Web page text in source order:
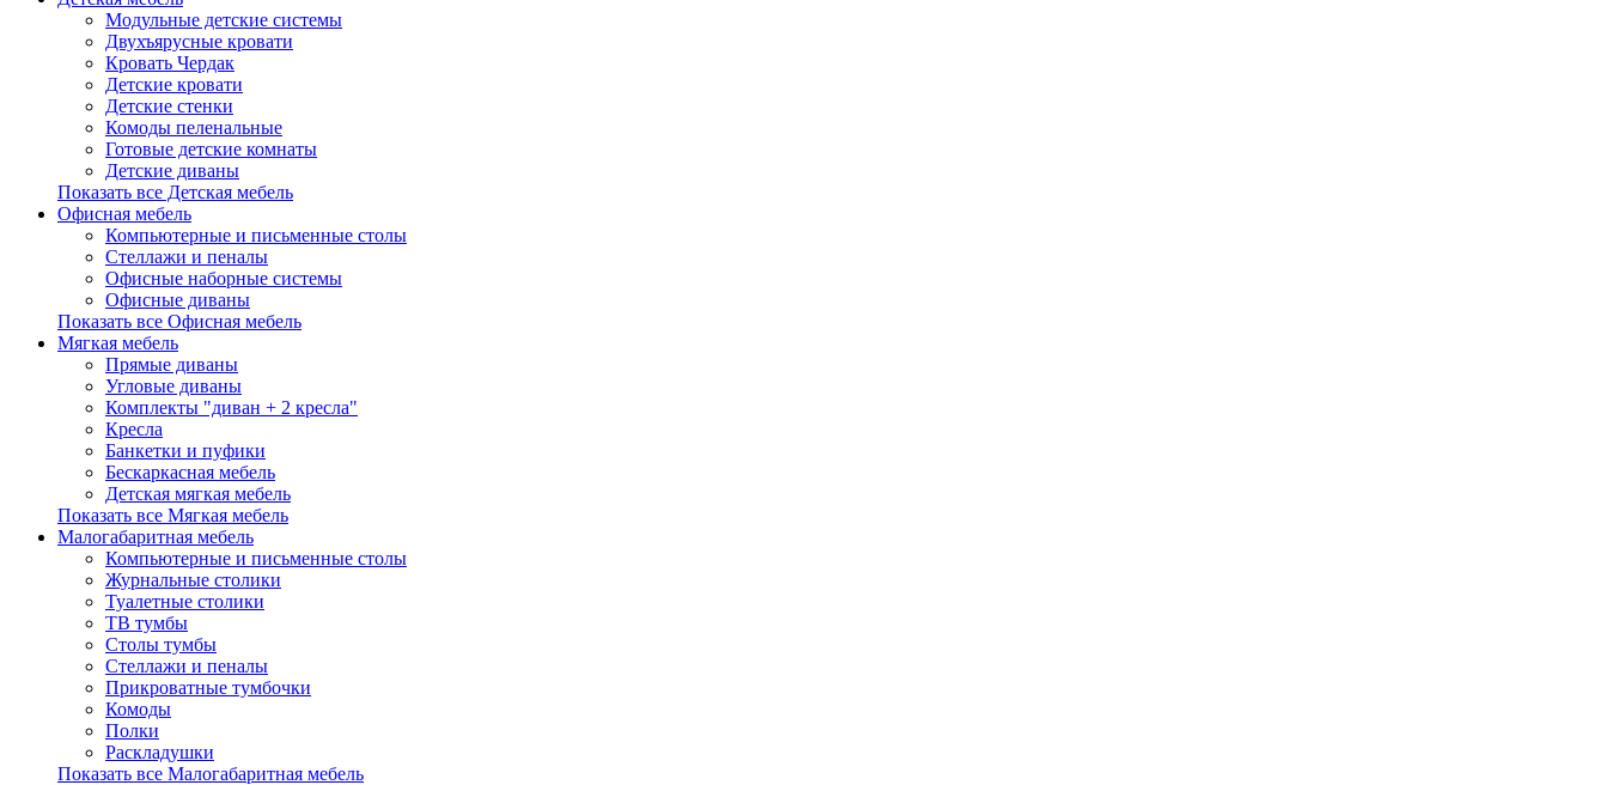
Модульные детские системы
Двухъярусные кровати
Кровать Чердак
Детские кровати
Детские стенки
Комоды пеленальные
Готовые детские комнаты
Детские диваны
Показать все Детская мебель
Офисная мебель
Компьютерные и письменные столы
Стеллажи и пеналы
Офисные наборные системы
Офисные диваны
Показать все Офисная мебель
Мягкая мебель
Прямые диваны
Угловые диваны
Комплекты "диван + 2 кресла"
Кресла
Банкетки и пуфики
Бескаркасная мебель
Детская мягкая мебель
Показать все Мягкая мебель
Малогабаритная мебель
Компьютерные и письменные столы
Журнальные столики
Туалетные столики
ТВ тумбы
Столы тумбы
Стеллажи и пеналы
Прикроватные тумбочки
Комоды
Полки
Раскладушки
Показать все Малогабаритная мебель